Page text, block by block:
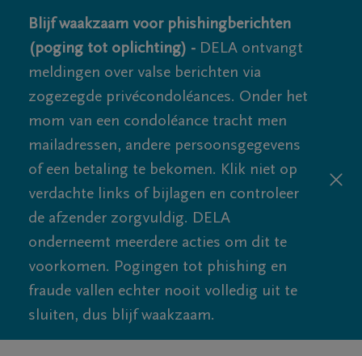
Blijf waakzaam voor phishingberichten
(poging tot oplichting) - DELA ontvangt
meldingen over valse berichten via
zogezegde privécondoléances. Onder het
mom van een condoléance tracht men
mailadressen, andere persoonsgegevens
of een betaling te bekomen. Klik niet op
verdachte links of bijlagen en controleer
de afzender zorgvuldig. DELA
onderneemt meerdere acties om dit te
voorkomen. Pogingen tot phishing en
fraude vallen echter nooit volledig uit te
sluiten, dus blijf waakzaam.